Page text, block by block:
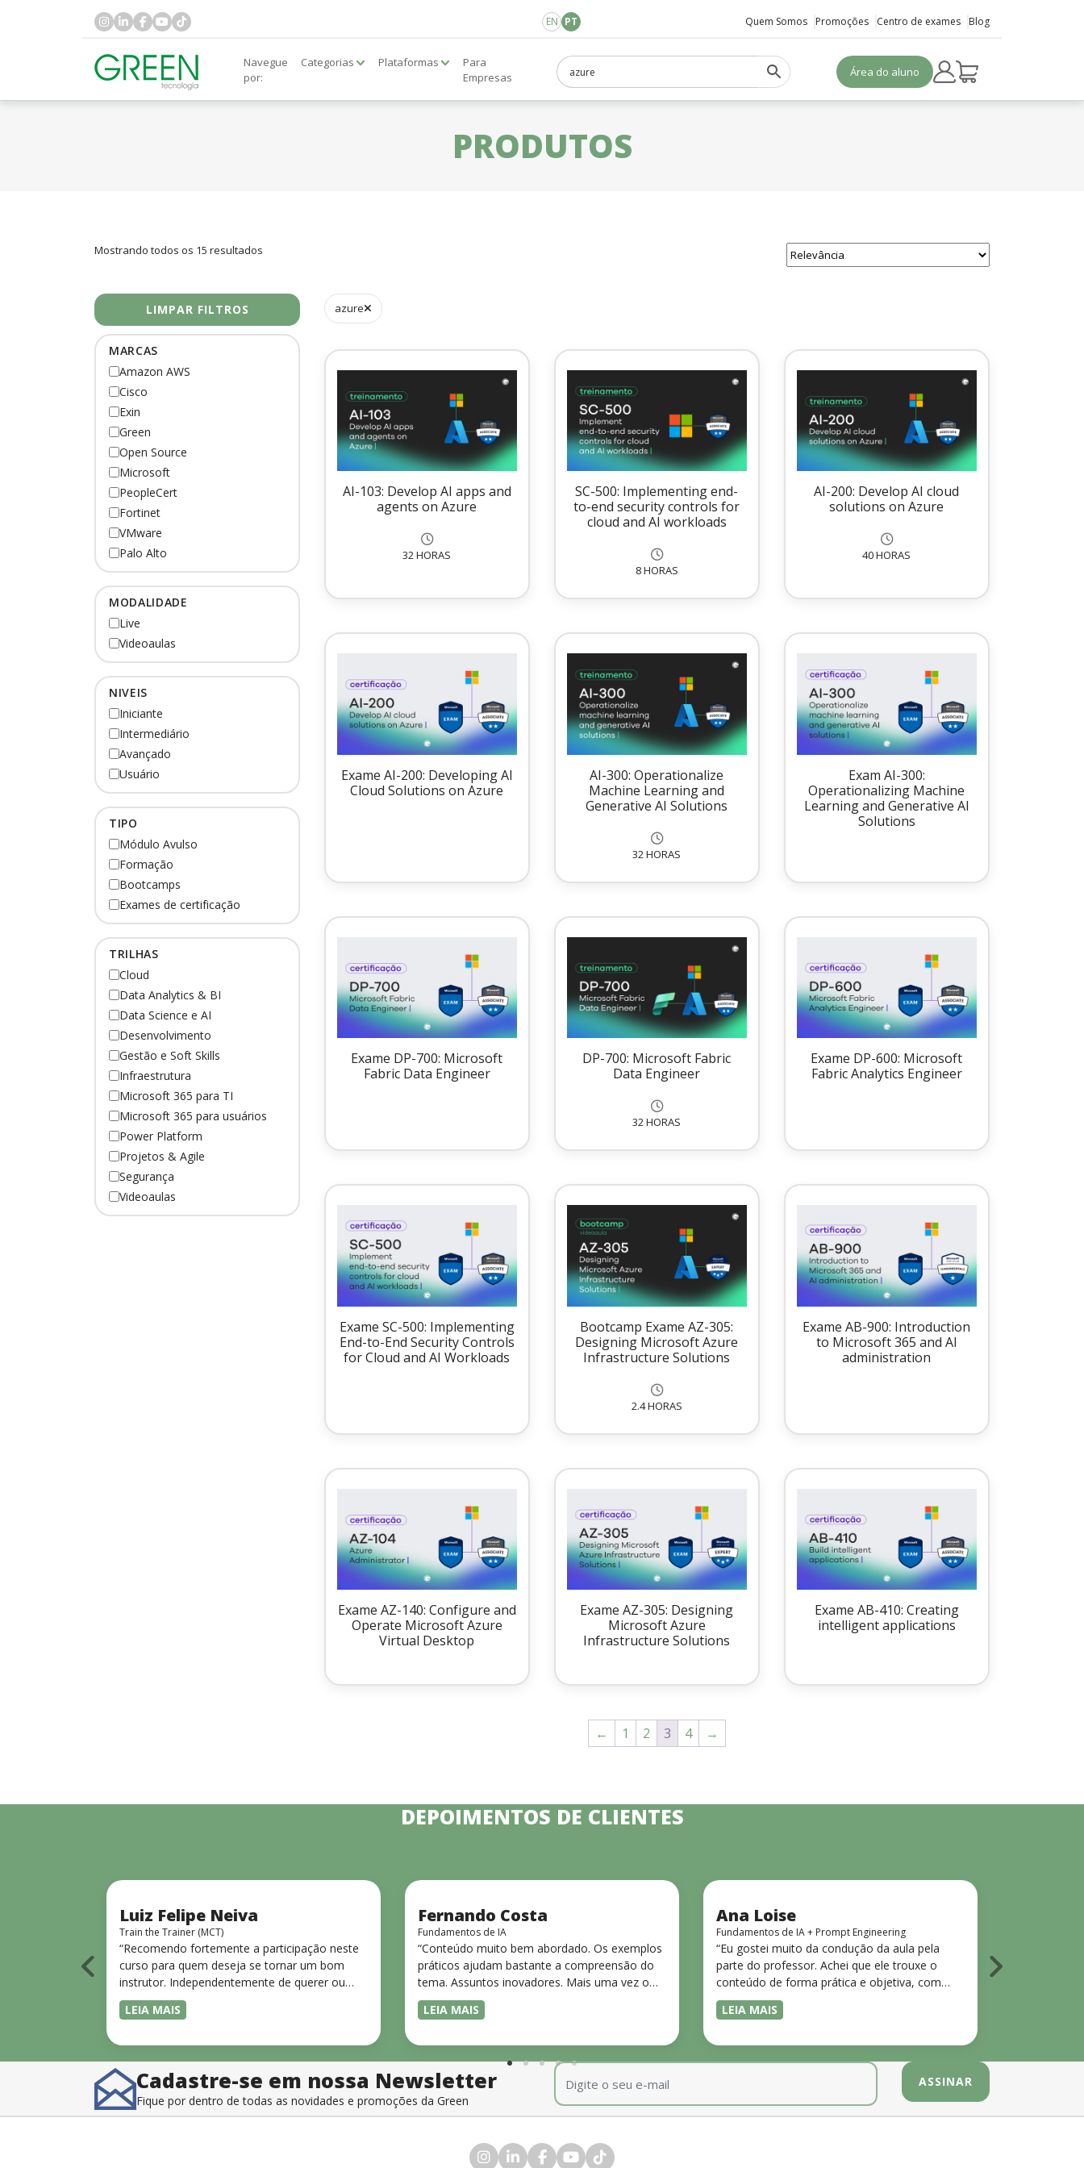
EN PT
Área do aluno
Quem Somos Promoções Centro de exames Blog
Navegue
por:
Categorias Plataformas
Para
Empresas
PRODUTOS
Mostrando todos os 15 resultados
LIMPAR FILTROS
MARCAS
Amazon AWS
Cisco
Exin
Green
Open Source
Microsoft
PeopleCert
Fortinet
VMware
Palo Alto
MODALIDADE
Live
Videoaulas
NIVEIS
Iniciante
Intermediário
Avançado
Usuário
TIPO
Módulo Avulso
Formação
Bootcamps
Exames de certificação
TRILHAS
Cloud
Data Analytics & BI
Data Science e AI
Desenvolvimento
Gestão e Soft Skills
Infraestrutura
Microsoft 365 para TI
Microsoft 365 para usuários
Power Platform
Projetos & Agile
Segurança
Videoaulas
azure
AI-103: Develop AI apps and
agents on Azure
32 HORAS
SC-500: Implementing end-
to-end security controls for
cloud and AI workloads
8 HORAS
AI-200: Develop AI cloud
solutions on Azure
40 HORAS
Exame AI-200: Developing AI
Cloud Solutions on Azure
AI-300: Operationalize
Machine Learning and
Generative AI Solutions
32 HORAS
Exam AI-300:
Operationalizing Machine
Learning and Generative AI
Solutions
Exame DP-700: Microsoft
Fabric Data Engineer
DP-700: Microsoft Fabric
Data Engineer
32 HORAS
Exame DP-600: Microsoft
Fabric Analytics Engineer
Exame SC-500: Implementing
End-to-End Security Controls
for Cloud and AI Workloads
Bootcamp Exame AZ-305:
Designing Microsoft Azure
Infrastructure Solutions
2.4 HORAS
Exame AB-900: Introduction
to Microsoft 365 and AI
administration
Exame AZ-140: Configure and
Operate Microsoft Azure
Virtual Desktop
Exame AZ-305: Designing
Microsoft Azure
Infrastructure Solutions
Exame AB-410: Creating
intelligent applications
← 1 2 3 4 →
DEPOIMENTOS DE CLIENTES
bom,
Luiz Felipe Neiva
Train the Trainer (MCT)
“Recomendo fortemente a participação neste
curso para quem deseja se tornar um bom
instrutor. Independentemente de querer ou
não se tornar um MCT.”
LEIA MAIS
Fernando Costa
Fundamentos de IA
“Conteúdo muito bem abordado. Os exemplos
práticos ajudam bastante a compreensão do
tema. Assuntos inovadores. Mais uma vez o
Quiz ajuda a praticar o conhecimento adquirido
durante a mesma aula.”
LEIA MAIS
Ana Loise
Fundamentos de IA + Prompt Engineering
“Eu gostei muito da condução da aula pela
parte do professor. Achei que ele trouxe o
conteúdo de forma prática e objetiva, com
exemplos claros que ajudavam a absorver o
conteúdo. Foi, sem dúvida, um dos melhores
LEIA MAIS
aplique os
estruturado,
Cadastre-se em nossa Newsletter
Fique por dentro de todas as novidades e promoções da Green
E-mail